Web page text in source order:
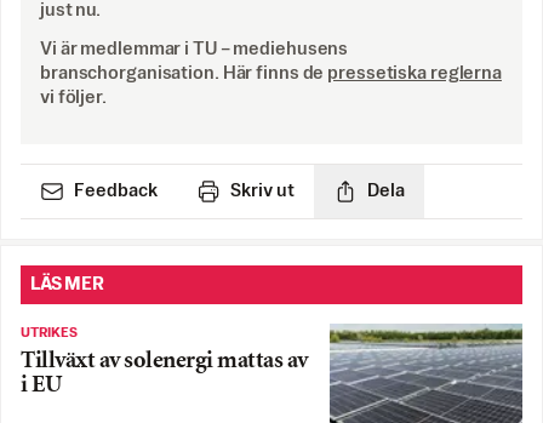
just nu.
Vi är medlemmar i TU – mediehusens
branschorganisation. Här finns de pressetiska reglerna
vi följer.
Feedback Skriv ut Dela
LÄS MER
UTRIKES
Tillväxt av solenergi mattas av
i EU